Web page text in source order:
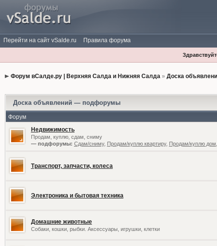
Перейти на сайт vSalde.ru Правила форума
Форум вСалде.ру | Верхняя Салда и Нижняя Салда» Доска
Доска объявлений — подфорумы
Форум
Недвижимость
Продам, куплю, сдам, сниму
— подфорумы: Сдам/сниму, Продам/куплю квартиру, Продам/куплю
Транспорт, запчасти, колеса
Электроника и бытовая техника
Домашние животные
Собаки, кошки, рыбки. Аксессуары, игрушки, клетки